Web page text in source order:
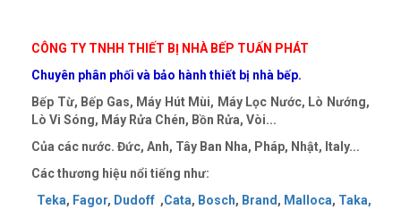
CÔNG TY TNHH THIẾT BỊ NHÀ BẾP TUẤN PHÁT
Chuyên phân phối và bảo hành thiết bị nhà bếp.
Bếp Từ, Bếp Gas, Máy Hút Mùi, Máy Lọc Nước, Lò Nướng,
Lò Vi Sóng, Máy Rửa Chén, Bồn Rửa, Vòi...
Của các nước. Đức, Anh, Tây Ban Nha, Pháp, Nhật, Italy...
Các thương hiệu nổi tiếng như:
Teka, Fagor, Dudoff ,Cata, Bosch, Brand , Malloca, Taka,